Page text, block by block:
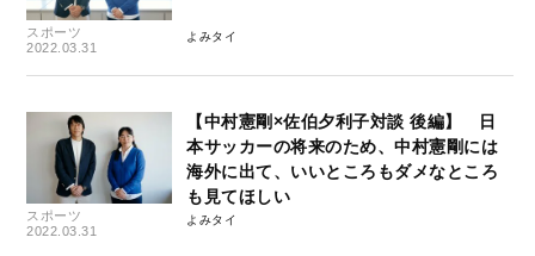
スポーツ
2022.03.31
よみタイ
スポーツ
2022.03.31
【中村憲剛×佐伯夕利子対談 後編】 日
本サッカーの将来のため、中村憲剛には
海外に出て、いいところもダメなところ
も見てほしい
よみタイ